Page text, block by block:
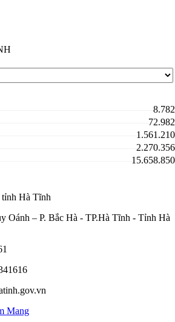
8.782
72.982
1.561.210
2.270.356
15.658.850
tỉnh Hà Tĩnh
Oánh – P. Bắc Hà - TP.Hà Tĩnh - Tỉnh Hà